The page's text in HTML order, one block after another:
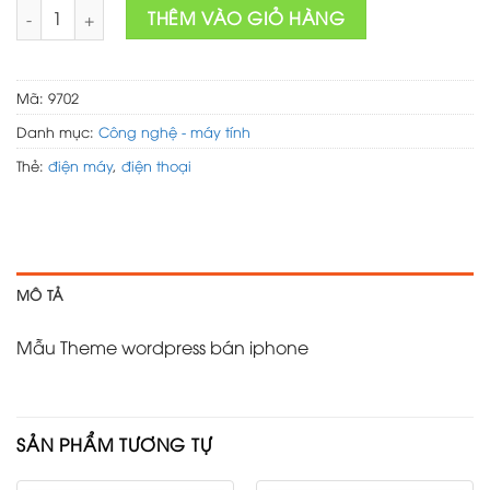
was:
7,000,000 ₫.
is:
5,000,000 ₫.
Theme wordpress bán iphone số lượng
THÊM VÀO GIỎ HÀNG
Mã: 9702
Danh mục: Công nghệ - máy tính
Thẻ: điện máy, điện thoại
MÔ TẢ
Mẫu Theme wordpress bán iphone
SẢN PHẨM TƯƠNG TỰ